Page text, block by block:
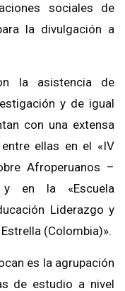
sociales de
la divulgación a
la asistencia de
y de igual
con una extensa
ellas en el «IV
Afroperuanos –
y en la «Escuela
Liderazgo y
(Colombia)».
es la agrupación
de estudio a nivel